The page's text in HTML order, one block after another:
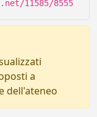
11585/8555
a
dell'ateneo